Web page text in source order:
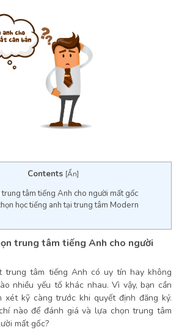
Contents [Ẩn]
tâm tiếng Anh cho người mất gốc
học tiếng anh tại trung tâm Modern
trung tâm tiếng Anh cho người
trung tâm tiếng Anh có uy tín hay không
nhiều yếu tố khác nhau. Vì vậy, bạn cần
xét kỹ càng trước khi quyết định đăng ký.
nào để đánh giá và lựa chọn trung tâm
mất gốc?